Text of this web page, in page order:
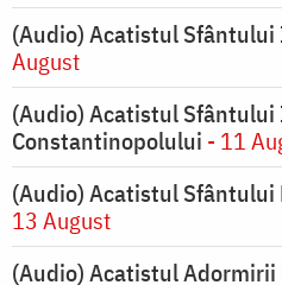
(Audio) Acatistul
August
(Audio) Acatistul
Constantinopolului - 11
(Audio) Acatistul
13 August
(Audio) Acatistul